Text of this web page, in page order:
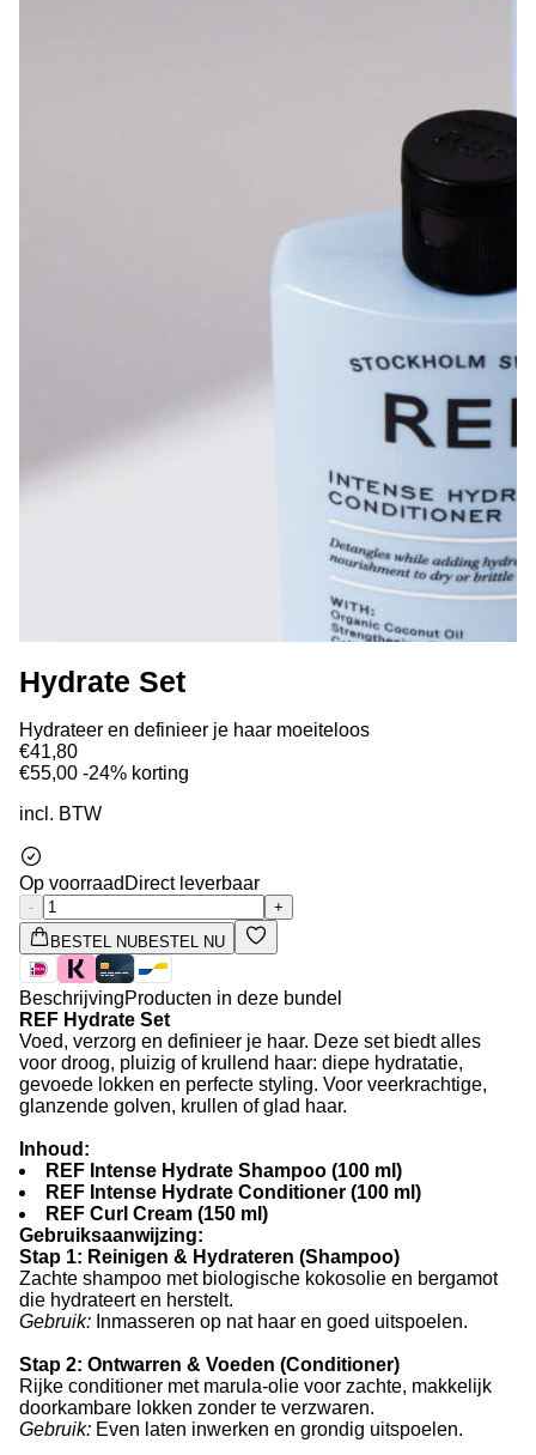
Hydrate Set
Hydrateer en definieer je haar moeiteloos
€41,80
€55,00 -24% korting
incl. BTW
Op voorraad Direct leverbaar
-
+
BESTEL NUBESTEL NU
BeschrijvingProducten in deze bundel
REF Hydrate Set
Voed, verzorg en definieer je haar. Deze set biedt alles
voor droog, pluizig of krullend haar: diepe hydratatie,
gevoede lokken en perfecte styling. Voor veerkrachtige,
glanzende golven, krullen of glad haar.
Inhoud:
REF Intense Hydrate Shampoo (100 ml)
REF Intense Hydrate Conditioner (100 ml)
REF Curl Cream (150 ml)
Gebruiksaanwijzing:
Stap 1: Reinigen & Hydrateren (Shampoo)
Zachte shampoo met biologische kokosolie en bergamot
die hydrateert en herstelt.
Gebruik: Inmasseren op nat haar en goed uitspoelen.
Stap 2: Ontwarren & Voeden (Conditioner)
Rijke conditioner met marula-olie voor zachte, makkelijk
doorkambare lokken zonder te verzwaren.
Gebruik: Even laten inwerken en grondig uitspoelen.